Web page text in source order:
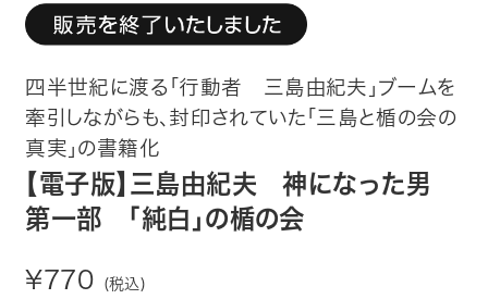
社会・思想・哲学
写真集
電子書籍
ご案内
トップ
四半世紀に渡る「行動者 三島由紀夫」ブームを
牽引しながらも、封印されていた「三島と楯の会の
真実」の書籍化
【電子版】三島由紀夫 神になった男
第一部 「純白」の楯の会
¥770 (税込)